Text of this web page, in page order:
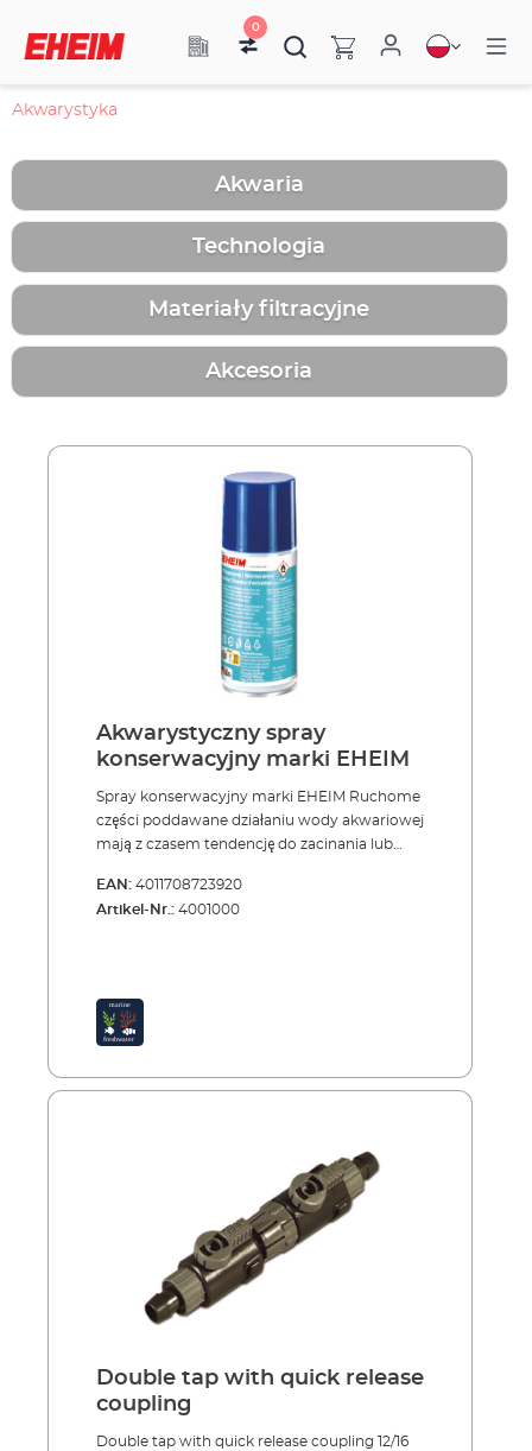
0
Akwarystyka
Akwaria
Technologia
Materiały filtracyjne
Akcesoria
Akwarystyczny spray
konserwacyjny marki EHEIM
Spray konserwacyjny marki EHEIM Ruchome
części poddawane działaniu wody akwariowej
mają z czasem tendencję do zacinania lub
potraktować je sprayem konserwacyjnym, a
problem zostanie szybko rozwiązany.
a także wielu innych elementów. Spray
konserwacyjny marki EHEIM zawiera silikon,
zawiera rozpuszczalników, olejów ani
dotrzeć nawet do trudno dostępnych miejsc.
Do konserwacji zaworów, zaworów
odcinających, adapterów do węży, uszczelek
itp. Może być stosowany również do
trudnodostępnych systemów zalewania filtra
Obojętny dla wody, wolny od CFC, nie
zawiera rozpuszczalników, olejów ani
substancji szkodliwych dla środowiska
EAN: 4011708723920
Artikel-Nr.: 4001000
Double tap with quick release
coupling
Double tap with quick release coupling 12/16